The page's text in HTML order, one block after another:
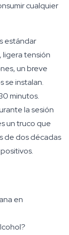
cualquier
estándar
ligera tensión
un breve
se instalan.
minutos.
la sesión
un truco que
de dos décadas
en